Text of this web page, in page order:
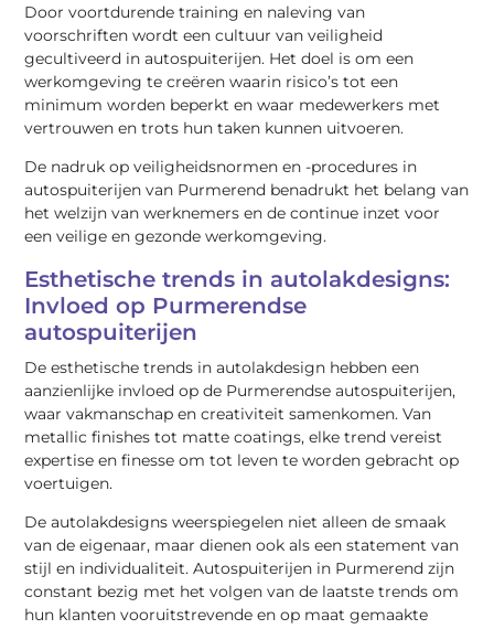
Door voortdurende training en naleving van
voorschriften wordt een cultuur van veiligheid
gecultiveerd in autospuiterijen. Het doel is om een
werkomgeving te creëren waarin risico’s tot een
minimum worden beperkt en waar medewerkers met
vertrouwen en trots hun taken kunnen uitvoeren.
De nadruk op veiligheidsnormen en -procedures in
autospuiterijen van Purmerend benadrukt het belang van
het welzijn van werknemers en de continue inzet voor
een veilige en gezonde werkomgeving.
Esthetische trends in autolakdesigns:
Invloed op Purmerendse
autospuiterijen
De esthetische trends in autolakdesign hebben een
aanzienlijke invloed op de Purmerendse autospuiterijen,
waar vakmanschap en creativiteit samenkomen. Van
metallic finishes tot matte coatings, elke trend vereist
expertise en finesse om tot leven te worden gebracht op
voertuigen.
De autolakdesigns weerspiegelen niet alleen de smaak
van de eigenaar, maar dienen ook als een statement van
stijl en individualiteit. Autospuiterijen in Purmerend zijn
constant bezig met het volgen van de laatste trends om
hun klanten vooruitstrevende en op maat gemaakte